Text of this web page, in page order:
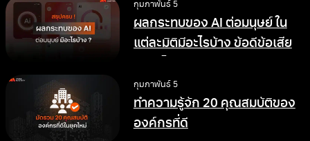
กุมภาพันธ์ 5
ผลกระทบของ AI ต่อมนุษย์ ใน
แต่ละมิติมีอะไรบ้าง ข้อดีข้อเสีย
กุมภาพันธ์ 5
ทำความรู้จัก 20 คุณสมบัติของ
องค์กรที่ดี